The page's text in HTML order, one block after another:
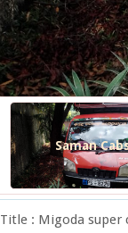
Saman
Title : Migoda super